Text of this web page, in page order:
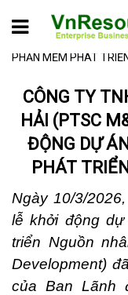
Home Tin dự án
(PTSC M&C) VÀ
PHẦN MỀM PHÁT
CÔNG TY
HẢI (PTSC
ĐỘNG DỰ
PHÁT
Ngày 10/3/
lễ khởi động
triển Nguồn
Development)
của Ban Lãnh